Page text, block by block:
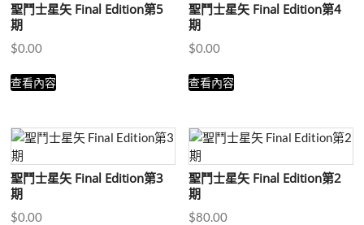
聖鬥士星矢 Final Edition第5
期
$0.00
查看內容
聖鬥士星矢 Final Edition第4
期
$0.00
查看內容
聖鬥士星矢 Final Edition第3
期
$0.00
聖鬥士星矢 Final Edition第2
期
$80.00